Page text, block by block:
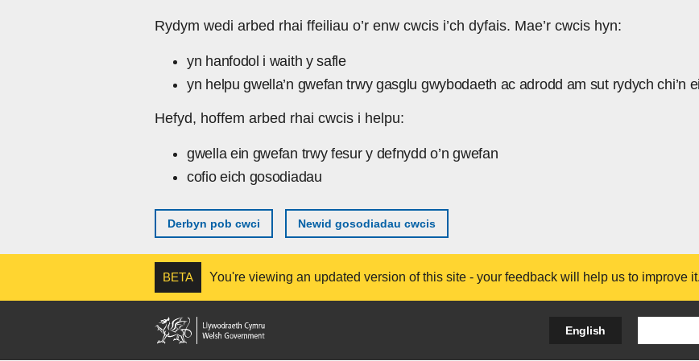
Rydym wedi arbed rhai ffeiliau o’r enw cwcis i’ch dyfais. Mae’r cwcis hyn:
yn hanfodol i waith y safle
yn helpu gwella’n gwefan trwy gasglu gwybodaeth ac adrodd am sut rydych chi’n
Hefyd, hoffem arbed rhai cwcis i helpu:
gwella ein gwefan trwy fesur y defnydd o’n gwefan
cofio eich gosodiadau
Derbyn pob cwci Newid gosodiadau cwcis
BETA You're viewing an updated version of this site - your feedback will help us to improve it.
English